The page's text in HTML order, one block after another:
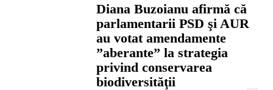
Diana Buzoianu afirmă că
parlamentarii PSD şi AUR
au votat amendamente
”aberante” la strategia
privind conservarea
biodiversităţii